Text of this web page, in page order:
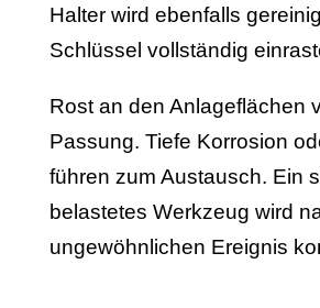
Halter wird ebenfalls
Schlüssel vollständig
Rost an den Anlageflächen
Passung. Tiefe Korrosion
führen zum Austausch. Ein
belastetes Werkzeug wird
ungewöhnlichen Ereignis